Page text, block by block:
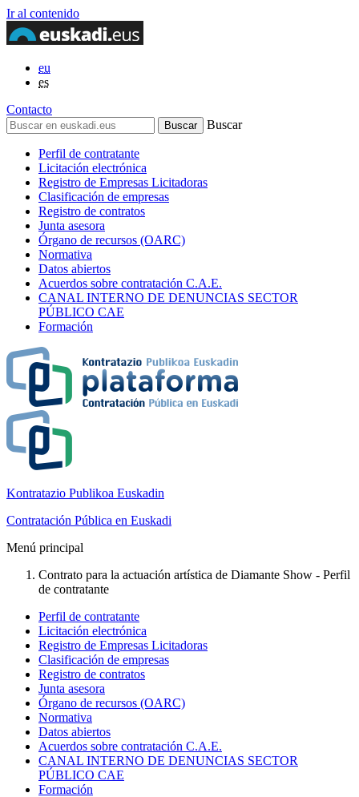
Ir al contenido
eu
es
Contacto
Buscar
Perfil de contratante
Licitación electrónica
Registro de Empresas Licitadoras
Clasificación de empresas
Registro de contratos
Junta asesora
Órgano de recursos (OARC)
Normativa
Datos abiertos
Acuerdos sobre contratación C.A.E.
CANAL INTERNO DE DENUNCIAS SECTOR
PÚBLICO CAE
Formación
Kontratazio Publikoa Euskadin
Contratación Pública en Euskadi
Menú principal
Contrato para la actuación artística de Diamante Show - Perfil
de contratante
Perfil de contratante
Licitación electrónica
Registro de Empresas Licitadoras
Clasificación de empresas
Registro de contratos
Junta asesora
Órgano de recursos (OARC)
Normativa
Datos abiertos
Acuerdos sobre contratación C.A.E.
CANAL INTERNO DE DENUNCIAS SECTOR
PÚBLICO CAE
Formación